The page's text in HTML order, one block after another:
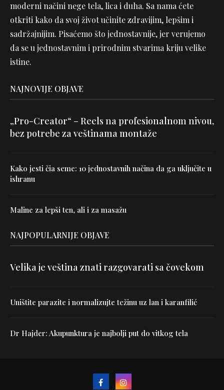
moderni načini nege tela, lica i duha. Sa nama ćete
otkriti kako da svoj život učinite zdravijim, lepšim i
sadržajnijim. Pisaćemo što jednostavnije, jer verujemo
da se u jednostavnim i prirodnim stvarima kriju velike
istine.
NAJNOVIJE OBJAVE
„Pro-Creator“ – Reels na profesionalnom nivou,
bez potrebe za veštinama montaže
Kako jesti čia seme: 10 jednostavnih načina da ga uključite u
ishranu
Maline za lepši ten, ali i za masažu
NAJPOPULARNIJE OBJAVE
Velika je veština znati razgovarati sa čovekom
Uništite parazite i normalizujte težinu uz lan i karanfilić
Dr Hajder: Akupunktura je najbolji put do vitkog tela